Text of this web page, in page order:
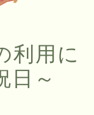
利用に
日～